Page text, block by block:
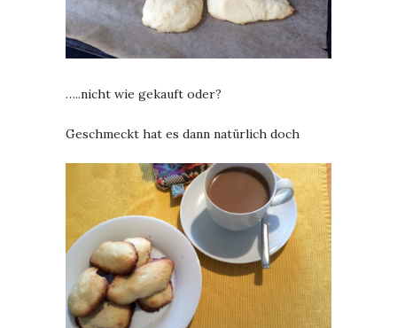
…..nicht wie gekauft oder?
Geschmeckt hat es dann natürlich doch